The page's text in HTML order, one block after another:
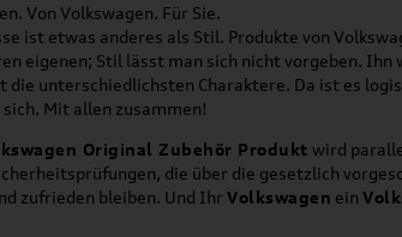
Von Volkswagen. Für Sie.
ist etwas anderes als Stil. Produkte von
eigenen; Stil lässt man sich nicht vorgeben.
die unterschiedlichsten Charaktere. Da ist es
Mit allen zusammen!
Original Zubehör Produkt wird
die über die gesetzlich
zufrieden bleiben. Und Ihr Volkswagen ein